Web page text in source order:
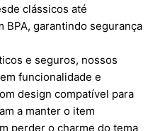
clássicos até
garantindo segurança
e seguros, nossos
funcionalidade e
design compatível para
a manter o item
perder o charme do tema